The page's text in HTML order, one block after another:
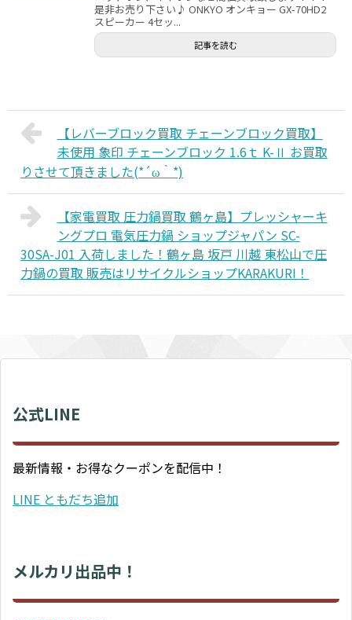
是非お売り下さい♪ ONKYO オンキョー GX-70HD2
スピーカー 4セッ...
記事を読む
【レバーブロック買取 チェーンブロック買取】
未使用 象印 チェーンブロック 1.6ｔ K-Ⅱ お買取
りさせて頂きました(*´ω｀*)
【家電買取 圧力鍋買取 鶴ヶ島】プレッシャーキ
ングプロ 電気圧力鍋 ショップジャパン SC-
30SA-J01 入荷しました！鶴ヶ島 坂戸 川越 東松山で圧
力鍋の買取 販売はリサイクルショップKARAKURI！
公式LINE
最新情報・お得なクーポンを配信中！
LINE ともだち追加
メルカリ出品中！